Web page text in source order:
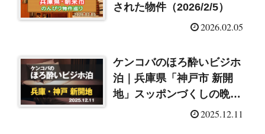
された物件（2026/2/5）
2026.02.05
ケンコバのほろ酔いビジホ
泊｜兵庫県「神戸市 新開
地」スッポンづくしの晩餐
で一杯（2025/12/11）2025.12.11